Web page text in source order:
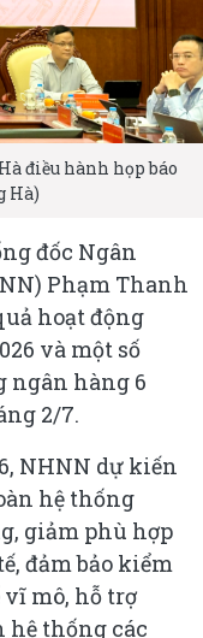
điều hành họp báo
Hà)
đốc Ngân
Phạm Thanh
hoạt động
và một số
ngân hàng 6
2/7.
NHNN dự kiến
hệ thống
giảm phù hợp
đảm bảo kiểm
mô, hỗ trợ
thống các